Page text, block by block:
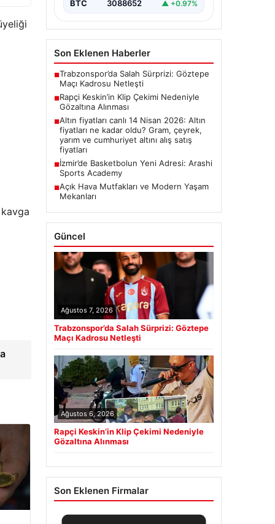
BTC 3088652 ▲ +0.97%
Son Eklenen Haberler
■Trabzonspor’da Salah Sürprizi: Göztepe
Maçı Kadrosu Netleşti
■Rapçi Keskin’in Klip Çekimi Nedeniyle
Gözaltına Alınması
■Altın fiyatları canlı 14 Nisan 2026: Altın
fiyatları ne kadar oldu? Gram, çeyrek,
yarım ve cumhuriyet altını alış satış
fiyatları
■İzmir’de Basketbolun Yeni Adresi: Arashi
Sports Academy
■Açık Hava Mutfakları ve Modern Yaşam
Mekanları
Güncel
Ağustos 7, 2026
Trabzonspor’da Salah Sürprizi: Göztepe
Maçı Kadrosu Netleşti
Ağustos 6, 2026
Rapçi Keskin’in Klip Çekimi Nedeniyle
Gözaltına Alınması
Son Eklenen Firmalar